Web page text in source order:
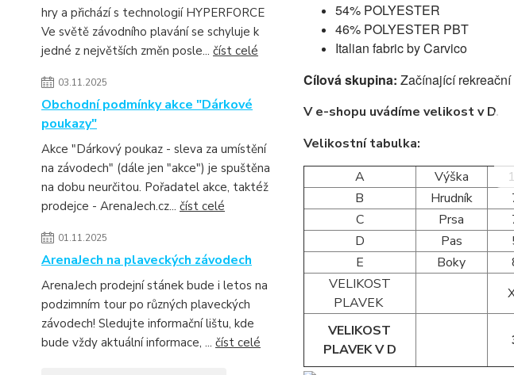
hry a přichází s technologií HYPERFORCE
Ve světě závodního plavání se schyluje k
jedné z největších změn posle... číst celé
03.11.2025
Obchodní podmínky akce "Dárkové
poukazy"
Akce "Dárkový poukaz - sleva za umístění
na závodech" (dále jen "akce") je spuštěna
na dobu neurčitou. Pořadatel akce, taktéž
prodejce - ArenaJech.cz... číst celé
01.11.2025
ArenaJech na plaveckých závodech
ArenaJech prodejní stánek bude i letos na
podzimním tour po různých plaveckých
závodech! Sledujte informační lištu, kde
bude vždy aktuální informace, ... číst celé
54% POLYESTER
46% POLYESTER PBT
Italian fabric by Carvico
Cílová skupina: Začínající
V e-shopu uvádíme velikost v D.
Velikostní tabulka:
A
Výška
B
Hrudník
C
Prsa
D
Pas
E
Boky
VELIKOST
PLAVEK
VELIKOST
PLAVEK V D